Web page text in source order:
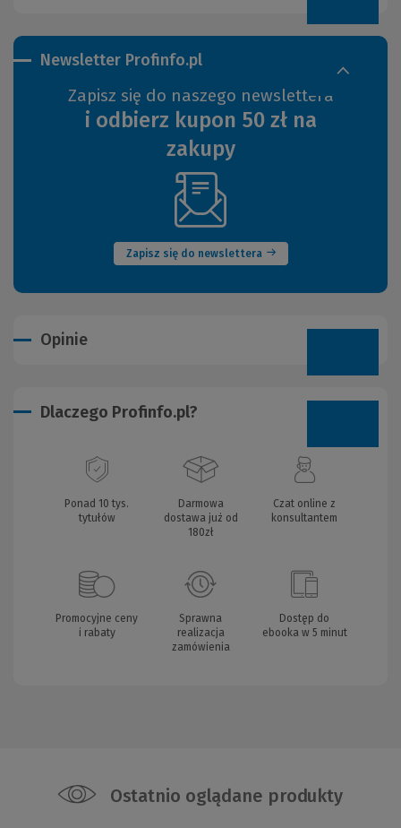
Newsletter Profinfo.pl
Zapisz się do naszego newslettera
i odbierz kupon 50 zł na
zakupy
Zapisz się do newslettera
(Nowe
okno)
Opinie
Dlaczego Profinfo.pl?
Ponad 10 tys.
tytułów
Darmowa
dostawa już od
180zł
Czat online z
konsultantem
Promocyjne ceny
i rabaty
Sprawna
realizacja
zamówienia
Dostęp do
ebooka w 5 minut
Ostatnio oglądane produkty